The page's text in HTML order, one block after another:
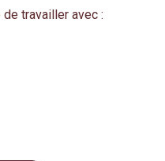
travailler avec :